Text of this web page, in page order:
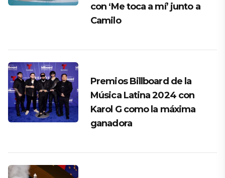
con ‘Me toca a mí’ junto a
Camilo
Premios Billboard de la
Música Latina 2024 con
Karol G como la máxima
ganadora